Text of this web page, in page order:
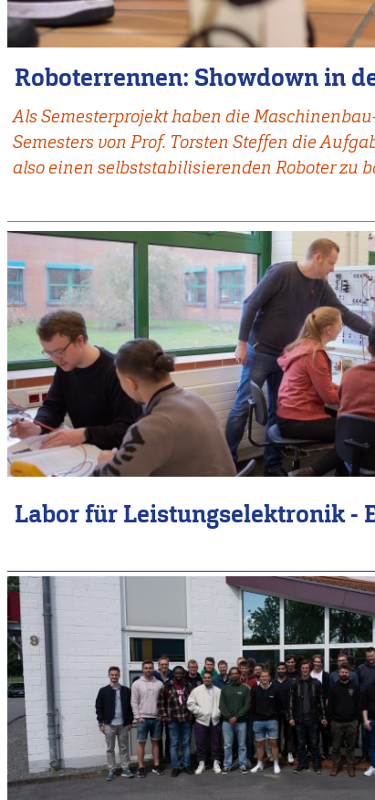
Roboterrennen: Showdown in
Als Semesterprojekt haben die
Semesters von Prof. Torsten Steffen die
also einen selbststabilisierenden Roboter zu
Labor für Leistungselektronik -